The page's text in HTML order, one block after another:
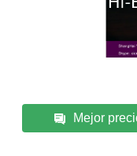
Mejor